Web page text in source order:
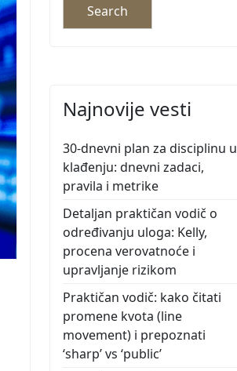
Najnovije vesti
30-dnevni plan za disciplinu u
klađenju: dnevni zadaci,
pravila i metrike
Detaljan praktičan vodič o
određivanju uloga: Kelly,
procena verovatnoće i
upravljanje rizikom
Praktičan vodič: kako čitati
promene kvota (line
movement) i prepoznati
‘sharp’ vs ‘public’